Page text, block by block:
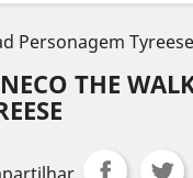
Personagem Tyreese
THE